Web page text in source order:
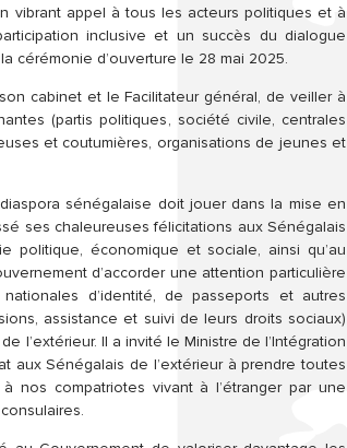
vibrant appel à tous les acteurs politiques et à
inclusive et un succès du dialogue
cérémonie d’ouverture le 28 mai 2025.
cabinet et le Facilitateur général, de veiller à
(partis politiques, société civile, centrales
et coutumières, organisations de jeunes et
sénégalaise doit jouer dans la mise en
ses chaleureuses félicitations aux Sénégalais
politique, économique et sociale, ainsi qu’au
d’accorder une attention particulière
d’identité, de passeports et autres
assistance et suivi de leurs droits sociaux)
l’extérieur. Il a invité le Ministre de l’Intégration
aux Sénégalais de l’extérieur à prendre toutes
nos compatriotes vivant à l’étranger par une